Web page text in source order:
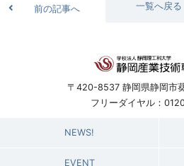
前の記事へ 一覧へ戻る
〒420-8537 静岡県静岡市
フリーダイヤル：
NEWS!
EVENT